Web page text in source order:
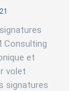
Consulting
et
volet
signatures